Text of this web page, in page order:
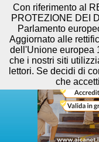
Con riferimento al
PROTEZIONE DEI
Parlamento
Aggiornato alle
dell'Unione europea
che i nostri siti
lettori. Se decidi di
che